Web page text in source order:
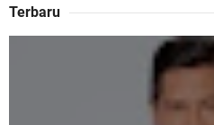
Terbaru